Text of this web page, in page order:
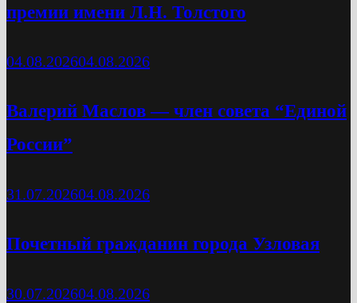
премии имени Л.Н. Толстого
04.08.202604.08.2026
Валерий Маслов — член совета “Единой
России”
31.07.202604.08.2026
Почетный гражданин города Узловая
30.07.202604.08.2026